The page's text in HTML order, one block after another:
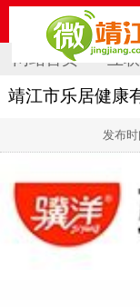
网站首页 互
靖江市乐居健康
发布